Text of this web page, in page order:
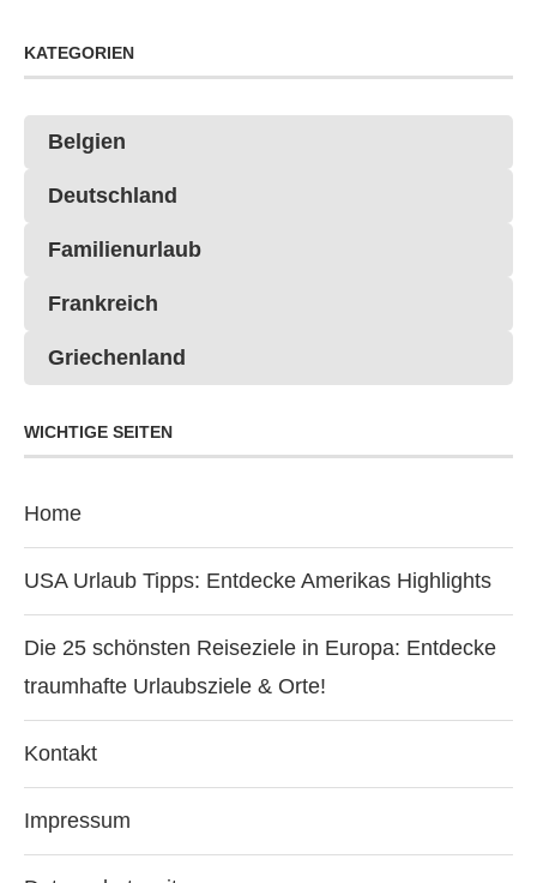
KATEGORIEN
Belgien
Deutschland
Familienurlaub
Frankreich
Griechenland
WICHTIGE SEITEN
Home
USA Urlaub Tipps: Entdecke Amerikas Highlights
Die 25 schönsten Reiseziele in Europa: Entdecke
traumhafte Urlaubsziele & Orte!
Kontakt
Impressum